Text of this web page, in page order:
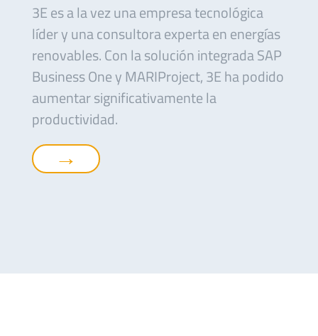
3E es a la vez una empresa tecnológica
líder y una consultora experta en energías
renovables. Con la solución integrada SAP
Business One y MARIProject, 3E ha podido
aumentar significativamente la
productividad.
→